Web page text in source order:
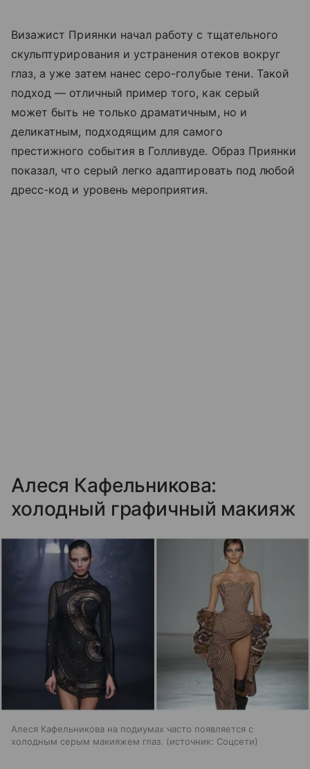
Визажист Приянки начал работу с тщательного
скульптурирования и устранения отеков вокруг
глаз, а уже затем нанес серо-голубые тени. Такой
подход — отличный пример того, как серый
может быть не только драматичным, но и
деликатным, подходящим для самого
престижного события в Голливуде. Образ Приянки
показал, что серый легко адаптировать под любой
дресс-код и уровень мероприятия.
Алеся Кафельникова:
холодный графичный макияж
Алеся Кафельникова на подиумах часто появляется с
холодным серым макияжем глаз.
источник: Соцсети